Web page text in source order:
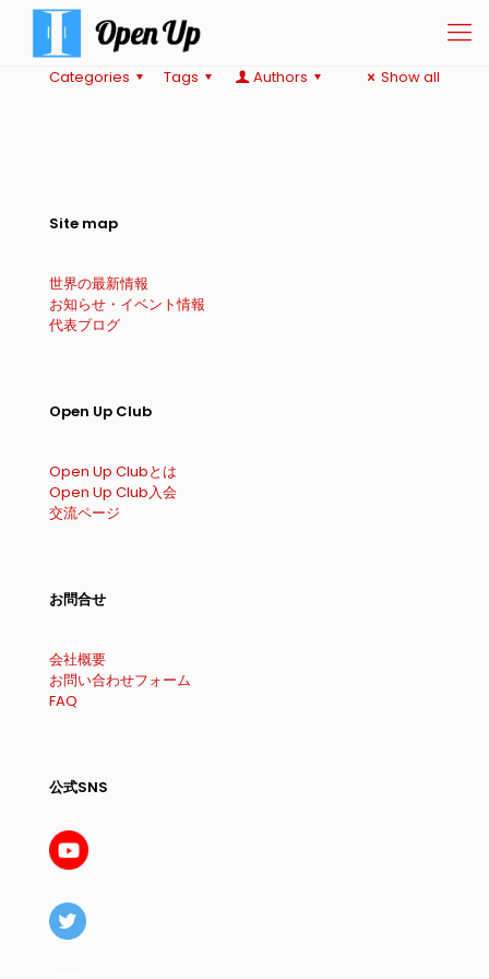
Categories Tags Authors Show all
Site map
世界の最新情報
お知らせ・イベント情報
代表ブログ
Open Up Club
Open Up Clubとは
Open Up Club入会
交流ページ
お問合せ
会社概要
お問い合わせフォーム
FAQ
公式SNS